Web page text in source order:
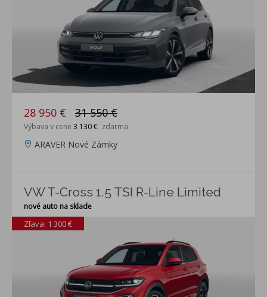
28 950 € 31 550 €
Výbava v cene 3 130 € zdarma
ARAVER Nové Zámky
VW T-Cross 1.5 TSI R-Line Limited
nové auto na sklade
Zľava: 1 300 €